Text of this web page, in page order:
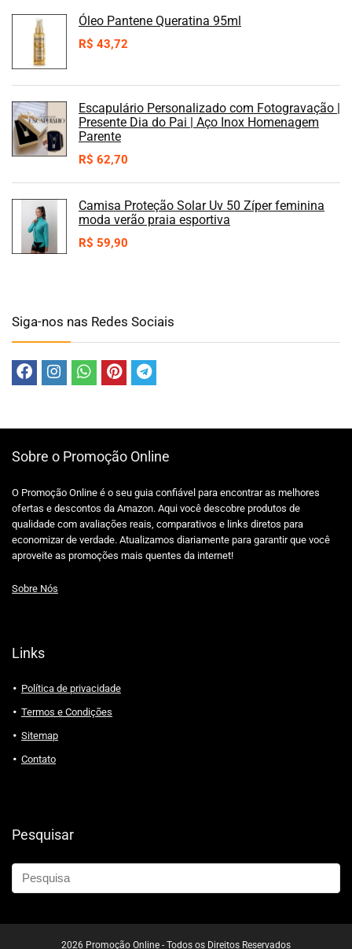
Óleo Pantene Queratina 95ml
R$ 43,72
Escapulário Personalizado com Fotogravação |
Presente Dia do Pai | Aço Inox Homenagem
Parente
R$ 62,70
Camisa Proteção Solar Uv 50 Zíper feminina
moda verão praia esportiva
R$ 59,90
Siga-nos nas Redes Sociais
Sobre o Promoção Online
O Promoção Online é o seu guia confiável para encontrar as melhores
ofertas e descontos da Amazon. Aqui você descobre produtos de
qualidade com avaliações reais, comparativos e links diretos para
economizar de verdade. Atualizamos diariamente para garantir que você
aproveite as promoções mais quentes da internet!
Sobre Nós
Links
Política de privacidade
Termos e Condições
Sitemap
Contato
Pesquisar
2026 Promoção Online - Todos os Direitos Reservados